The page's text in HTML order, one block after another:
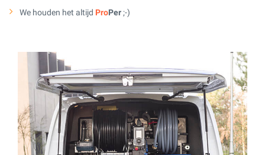
We houden het altijd ProPer ;-)